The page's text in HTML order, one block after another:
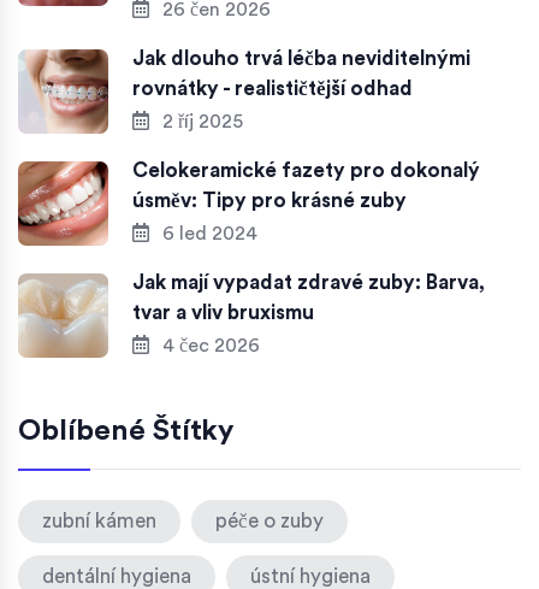
26 čen 2026
Jak dlouho trvá léčba neviditelnými
rovnátky - realističtější odhad
2 říj 2025
Celokeramické fazety pro dokonalý
úsměv: Tipy pro krásné zuby
6 led 2024
Jak mají vypadat zdravé zuby: Barva,
tvar a vliv bruxismu
4 čec 2026
Oblíbené Štítky
zubní kámen péče o zuby
dentální hygiena ústní hygiena